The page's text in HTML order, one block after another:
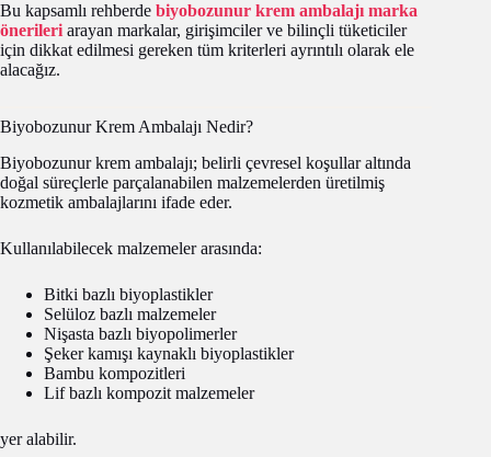
Bu kapsamlı rehberde biyobozunur krem ambalajı marka
önerileri arayan markalar, girişimciler ve bilinçli tüketiciler
için dikkat edilmesi gereken tüm kriterleri ayrıntılı olarak ele
alacağız.
Biyobozunur Krem Ambalajı Nedir?
Biyobozunur krem ambalajı; belirli çevresel koşullar altında
doğal süreçlerle parçalanabilen malzemelerden üretilmiş
kozmetik ambalajlarını ifade eder.
Kullanılabilecek malzemeler arasında:
Bitki bazlı biyoplastikler
Selüloz bazlı malzemeler
Nişasta bazlı biyopolimerler
Şeker kamışı kaynaklı biyoplastikler
Bambu kompozitleri
Lif bazlı kompozit malzemeler
yer alabilir.